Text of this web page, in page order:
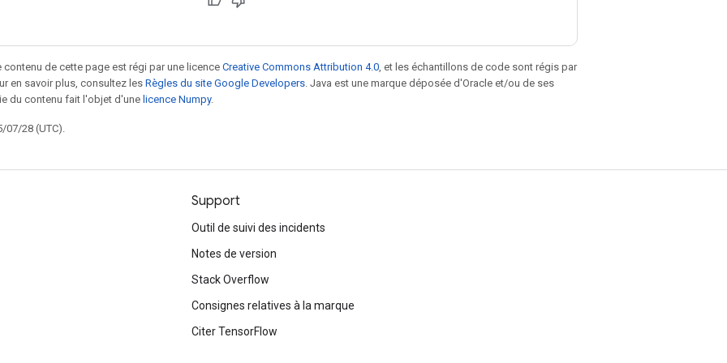
de cette page est régi par une licence Creative Commons Attribution 4.0 , et les échantillons de code sont régis par
en savoir plus, consultez les Règles du site Google Developers . Java est une marque déposée d'Oracle et/ou de ses
du contenu fait l'objet d'une licence Numpy.
07/28 (UTC).
Support
Outil de suivi des incidents
Notes de version
Stack Overflow
Consignes relatives à la marque
Citer TensorFlow